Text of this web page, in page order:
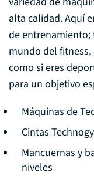
alta calidad. Aquí
de entrenamiento;
mundo del
como si eres
para un objetivo
Máquinas de
Cintas
Mancuernas y
niveles